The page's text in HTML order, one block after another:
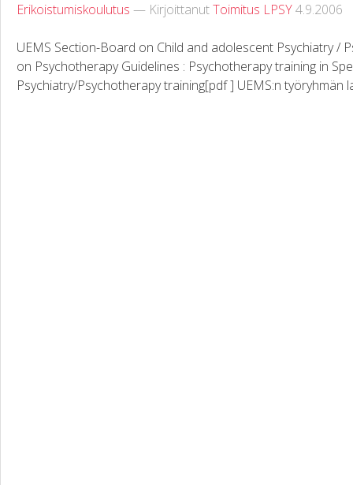
Erikoistumiskoulutus — KirjoittanutToimitus LPSY4.9.2006
UEMS Section-Board on Child and adolescent Psychiatry /
on Psychotherapy Guidelines : Psychotherapy training in
Psychiatry/Psychotherapy training[pdf ] UEMS:n työryhmän